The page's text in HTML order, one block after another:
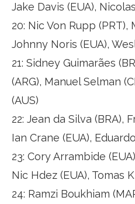
Jake Davis (EUA),
20: Nic Von Rupp (PRT),
Johnny Noris (EUA),
21: Sidney Guimarães
(ARG), Manuel Selman
(AUS)
22: Jean da Silva (BRA),
Ian Crane (EUA),
23: Cory Arrambide
Nic Hdez (EUA), Tomas
24: Ramzi Boukhiam